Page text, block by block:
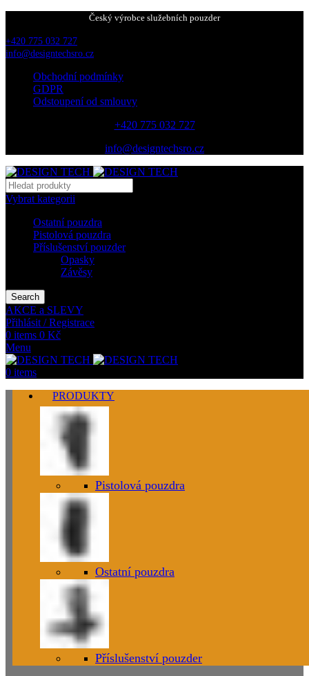
Český výrobce služebních pouzder
+420 775 032 727
info@designtechsro.cz
Obchodní podmínky
GDPR
Odstoupení od smlouvy
+420 775 032 727
info@designtechsro.cz
Vybrat kategorii
Ostatní pouzdra
Pistolová pouzdra
Příslušenství pouzder
Opasky
Závěsy
Search
AKCE a SLEVY
Přihlásit / Registrace
0 items 0 Kč
Menu
0 items
PRODUKTY
Pistolová pouzdra
Ostatní pouzdra
Příslušenství pouzder